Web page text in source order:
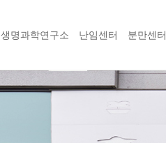
생명과학연구소 난임센터 분만센터